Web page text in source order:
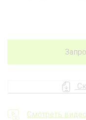
Смотреть видео